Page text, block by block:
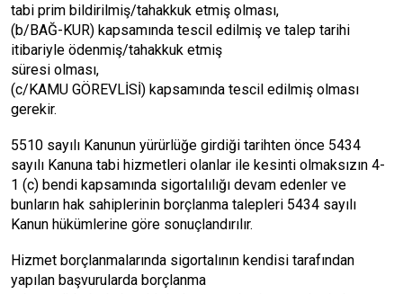
tabi prim bildirilmiş/tahakkuk etmiş olması,
(b/BAĞ-KUR) kapsamında tescil edilmiş ve talep tarihi
itibariyle ödenmiş/tahakkuk etmiş
süresi olması,
(c/KAMU GÖREVLİSİ) kapsamında tescil edilmiş olması
gerekir.
5510 sayılı Kanunun yürürlüğe girdiği tarihten önce 5434
sayılı Kanuna tabi hizmetleri olanlar ile kesinti olmaksızın 4-
1 (c) bendi kapsamında sigortalılığı devam edenler ve
bunların hak sahiplerinin borçlanma talepleri 5434 sayılı
Kanun hükümlerine göre sonuçlandırılır.
Hizmet borçlanmalarında sigortalının kendisi tarafından
yapılan başvurularda borçlanma